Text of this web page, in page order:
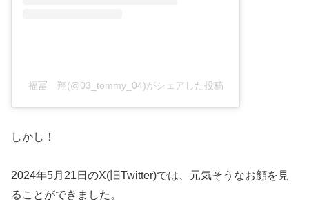
福冨 翔(@03_tommy_04)がシェアした投稿
しかし！
2024年5月21日のX(旧Twitter)では、元気そうなお顔を見
ることができました。